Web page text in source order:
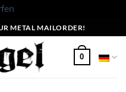
METAL MAILORDER!
0